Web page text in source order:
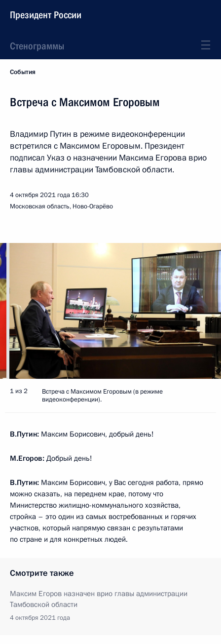
Президент России
Стенограммы
События
Встреча с Максимом Егоровым
Владимир Путин в режиме видеоконференции
встретился с Максимом Егоровым. Президент
подписал Указ о назначении Максима Егорова врио
главы администрации Тамбовской области.
4 октября 2021 года 16:30
Московская область, Ново-Огарёво
1 из 2
Встреча с Максимом Егоровым (в режиме
видеоконференции).
В.Путин: Максим Борисович, добрый день!
М.Егоров: Добрый день!
В.Путин: Максим Борисович, у Вас сегодня работа, прямо
можно сказать, на переднем крае, потому что
Министерство жилищно-коммунального хозяйства,
стройка – это один из самых востребованных и горячих
участков, который напрямую связан с результатами
по стране и для конкретных людей.
Смотрите также
Максим Егоров назначен врио главы администрации
Тамбовской области
4 октября 2021 года